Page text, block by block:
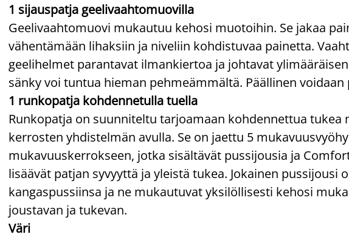
1 sijauspatja geelivaahtomuovilla
Geelivaahtomuovi mukautuu kehosi muotoihin. Se jakaa
vähentämään lihaksiin ja niveliin kohdistuvaa painetta.
geelihelmet parantavat ilmankiertoa ja johtavat
sänky voi tuntua hieman pehmeämmältä. Päällinen voidaan
1 runkopatja kohdennetulla tuella
Runkopatja on suunniteltu tarjoamaan kohdennettua tukea
kerrosten yhdistelmän avulla. Se on jaettu 5
mukavuuskerrokseen, jotka sisältävät pussijousia ja
lisäävät patjan syvyyttä ja yleistä tukea. Jokainen pussijousi
kangaspussiinsa ja ne mukautuvat yksilöllisesti kehosi
joustavan ja tukevan.
Väri